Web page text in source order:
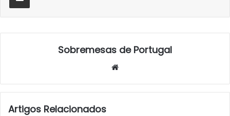
Sobremesas de Portugal
Artigos Relacionados